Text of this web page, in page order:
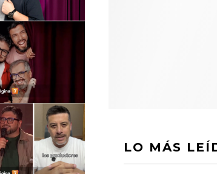
LO MÁS